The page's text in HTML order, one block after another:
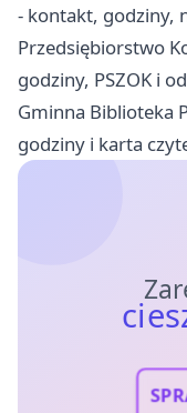
- kontakt, godziny,
Przedsiębiorstwo
godziny, PSZOK i
Gminna Biblioteka
godziny i karta